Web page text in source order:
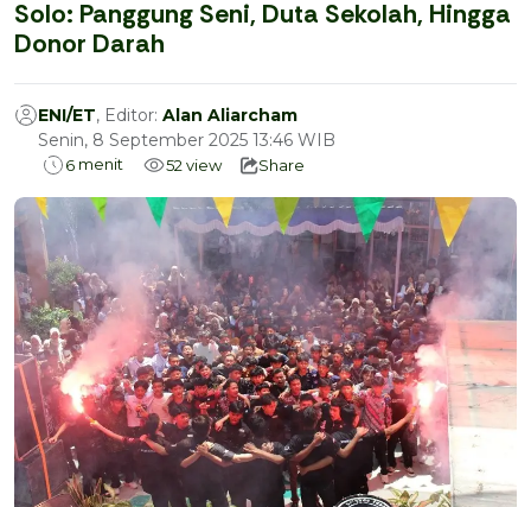
Solo: Panggung Seni, Duta Sekolah, Hingga
Donor Darah
ENI/ET, Editor: Alan Aliarcham
Senin, 8 September 2025 13:46 WIB
6 menit 52 view Share